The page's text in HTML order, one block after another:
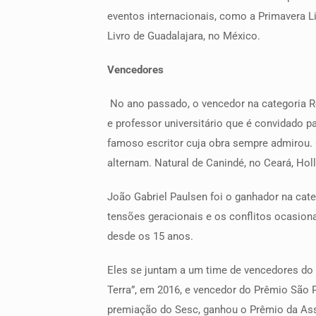
eventos internacionais, como a Primavera
Livro de Guadalajara, no México.
Vencedores
No ano passado, o vencedor na categoria
e professor universitário que é convidado
famoso escritor cuja obra sempre
alternam. Natural de Canindé, no Ceará,
João Gabriel Paulsen foi o ganhador na
tensões geracionais e os conflitos
desde os 15 anos.
Eles se juntam a um time de vencedores
Terra”, em 2016, e vencedor do Prêmio
premiação do Sesc, ganhou o Prêmio da